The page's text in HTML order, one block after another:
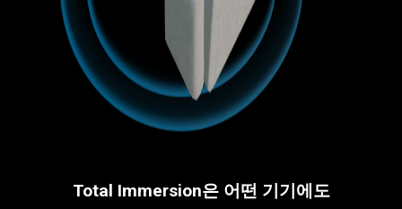
Total Immersion은 어떤 기기에도